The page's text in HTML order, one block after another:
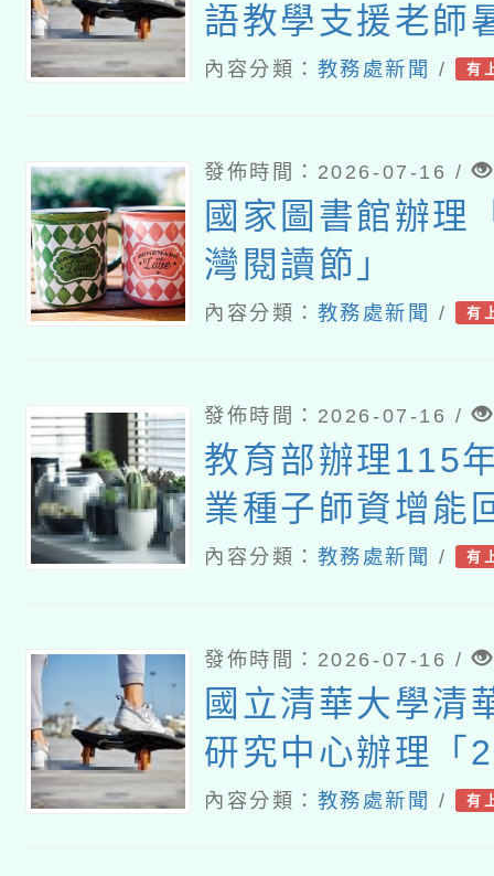
語教學支援老師
課研習
內容分類： 教務處新聞 / 有
發佈時間：2026-07-16 /
國家圖書館辦理
灣閱讀節」
內容分類： 教務處新聞 / 有
發佈時間：2026-07-16 /
教育部辦理115
業種子師資增能
研習營」
內容分類： 教務處新聞 / 有
發佈時間：2026-07-16 /
國立清華大學清
研究中心辦理「
華大學清華光罩
內容分類： 教務處新聞 / 有